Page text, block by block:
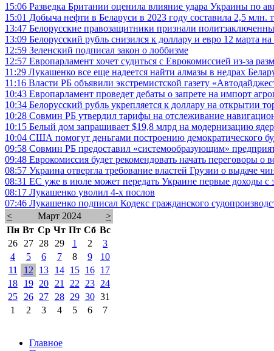
15:06 Разведка Британии оценила влияние удара Украины по
15:01 Добыча нефти в Беларуси в 2023 году составила 2,5 млн.
13:47 Белорусские правозащитники признали
13:09 Белорусский рубль снизился к доллару и евро 12 марта
12:59 Зеленский подписал закон о лоббизме
12:57 Европарламент хочет судиться с Еврокомиссией из-за
11:29 Лукашенко все еще надеется найти алмазы в недрах
11:16 Власти РБ объявили экстремистской газету
10:43 Европарламент проведет дебаты о запрете на импорт
10:34 Белорусский рубль укрепляется к доллару на открытии
10:28 Совмин РБ утвердил тарифы на отслеживание
10:15 Белый дом запрашивает $19,8 млрд на модернизацию
10:04 США помогут деньгами построению демократического
09:58 Совмин РБ предоставил «системообразующим»
09:48 Еврокомиссия будет рекомендовать начать переговоры
08:57 Украина отвергла требование властей Грузии о выдаче
08:31 ЕС уже в июле может передать Украине первые доходы с
08:17 Лукашенко уволил 4-х послов
07:46 Лукашенко подписал Кодекс гражданского
<
Март 2024
>
Пн Вт Ср Чт Пт Сб Вс
26
27 28 29 1 2
3
4
5 6 7 8 9
10
11
12 13 14 15 16
17
18
19 20 21 22 23
24
25
26 27 28 29 30 31
1
2 3 4 5 6 7
Главное